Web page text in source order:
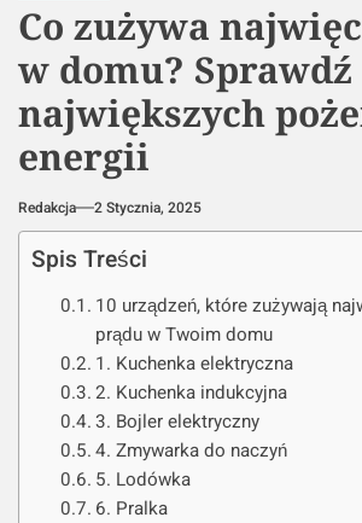
Co zużywa
w domu? Sprawdź
największych
energii
Redakcja 2 Stycznia, 2025
Spis Treści
10 urządzeń, które zużywają
prądu w Twoim domu
1. Kuchenka elektryczna
2. Kuchenka indukcyjna
3. Bojler elektryczny
4. Zmywarka do naczyń
5. Lodówka
6. Pralka